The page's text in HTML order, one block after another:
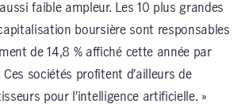
faible ampleur. Les 10 plus grandes
boursière sont responsables
de 14,8 % affiché cette année par
Ces sociétés profitent d’ailleurs de
pour l’intelligence artificielle. »